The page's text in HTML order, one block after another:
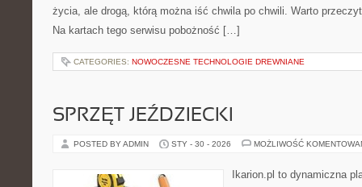
życia, ale drogą, którą można iść chwila po chwili. Warto
Na kartach tego serwisu pobożność […]
CATEGORIES: NOWOCZESNE TECHNOLOGIE DREWNIANE
SPRZĘT JEŹDZIECKI
POSTED BY ADMIN STY - 30 - 2026 MOŻLIWOŚĆ
Ikarion.pl to dynamiczna